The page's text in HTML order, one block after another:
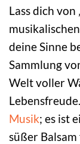
Lass dich
deine Sinne
Sammlung
Welt voller
Musik; es ist
süßer